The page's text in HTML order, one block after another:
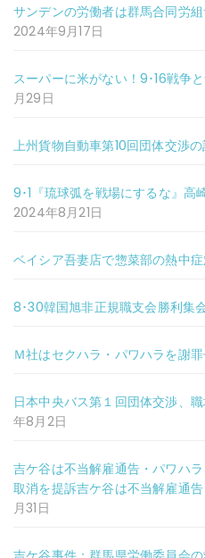
サンデンの労働者は群馬合同労
2024年9月17日
スーパーに米がない！9･16戦争
月29日
上州貨物自動車第10回団体交渉
9･1『琉球弧を戦場にするな』高
2024年8月21日
ベイシア吾妻店で惣菜部の熱中
8･30韓国旭非正規職支会勝利集
Ｍ社はセクハラ・パワハラを謝罪
日本中央バス第１回団体交渉、
年8月2日
吉ケ谷は不当解雇通告・パワハ
取消を提訴吉ケ谷は不当解雇通
月31日